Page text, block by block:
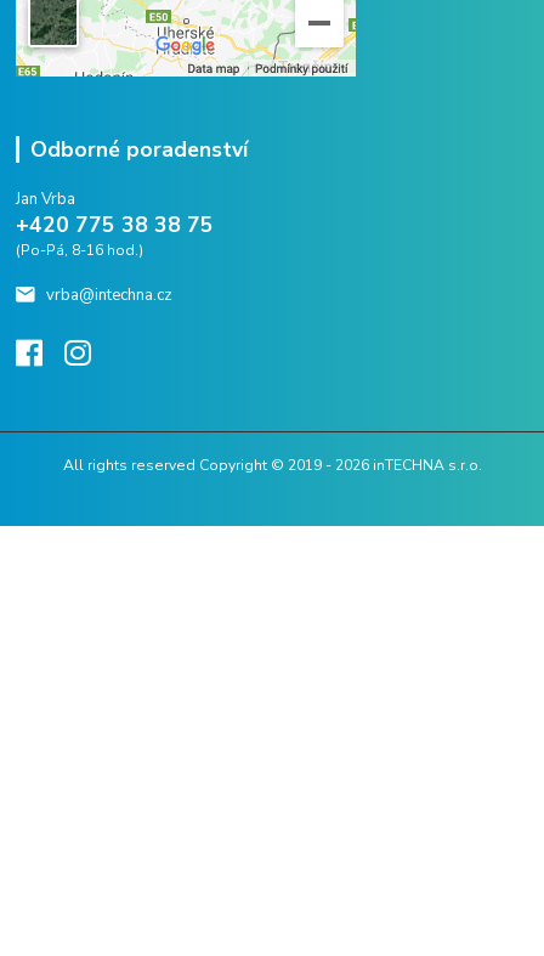
Odborné poradenství
Jan Vrba
+420 775 38 38 75
(Po-Pá, 8-16 hod.)
vrba@intechna.cz
All rights reserved Copyright © 2019 - 2026 inTECHNA s.r.o.